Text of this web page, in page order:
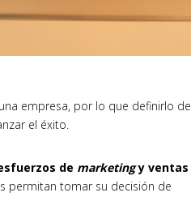
empresa, por lo que definirlo de
el éxito.
de marketingy ventas
permitan tomar su decisión de